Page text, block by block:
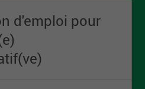
d'emploi pour